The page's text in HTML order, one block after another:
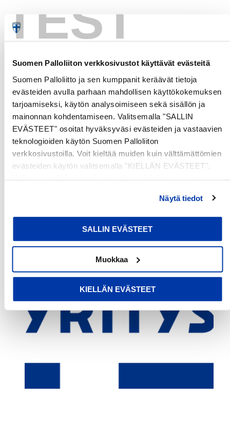
TEST
Suomen Palloliiton verkkosivustot käyttävät evästeitä
Suomen Palloliitto ja sen kumppanit keräävät tietoja
evästeiden avulla parhaan mahdollisen käyttökokemuksen
tarjoamiseksi, käytön analysoimiseen sekä sisällön ja
mainonnan kohdentamiseen. Valitsemalla "SALLIN
EVÄSTEET" osoitat hyväksyväsi evästeiden ja vastaavien
teknologioiden käytön Suomen Palloliiton
verkkosivustoilla. Voit kieltää muiden kuin välttämättömien
evästeiden käytön valitsemalla "KIELLÄN EVÄSTEET".
suostumuksesi tai muuttaa sitä milloin tahansa. Lue lisää
evästeselosteestamme.
Näytä tiedot
SALLIN EVÄSTEET
Muokkaa
KIELLÄN EVÄSTEET
Customer Reviews
Be the first to write a review
Write a review
No items found